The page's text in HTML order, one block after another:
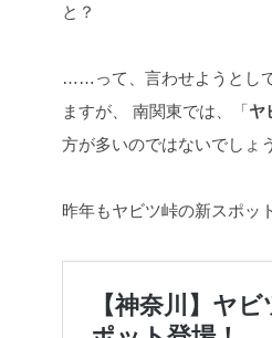
と？
……って、言わせようとし
ますが、
南関東では、「ヤ
方が多いのではないでしょ
昨年もヤビツ峠の新スポッ